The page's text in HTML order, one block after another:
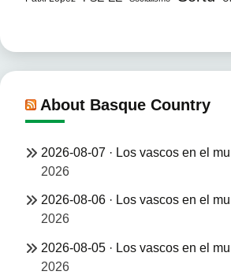
About Basque Country
2026-08-07 · Los vascos en el
2026
2026-08-06 · Los vascos en el
2026
2026-08-05 · Los vascos en el
2026